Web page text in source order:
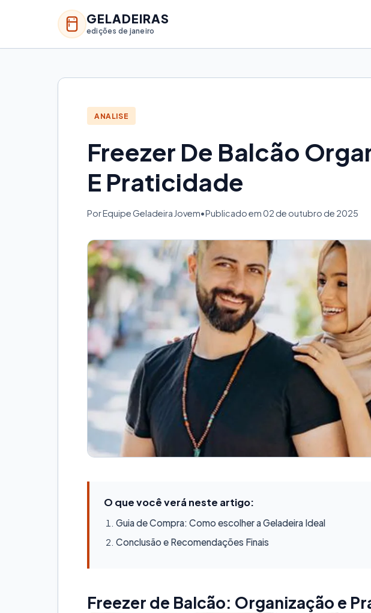
GELADEIRAS
edições de janeiro
ANALISE
Freezer De Balcão
E Praticidade
Por Equipe Geladeira Jovem•Publicado em 02 de outubro de 2025
O que você verá neste artigo:
Guia de Compra: Como escolher a Geladeira Ideal
Conclusão e Recomendações Finais
Freezer de Balcão: Organização e